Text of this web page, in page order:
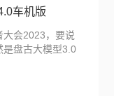
车机版
大会2023，要说
是盘古大模型3.0